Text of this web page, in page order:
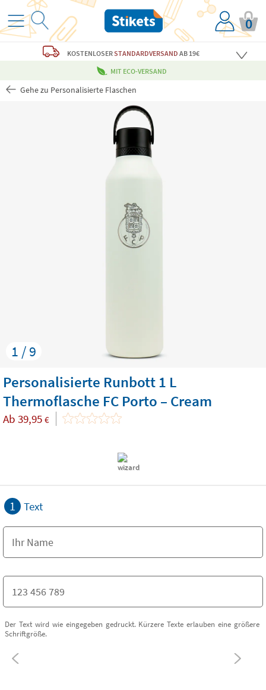
0
KOSTENLOSERSTANDARDVERSAND AB 19€
MIT ECO-VERSAND
Gehe zu Personalisierte Flaschen
1 / 9
Personalisierte Runbott 1 L
Thermoflasche FC Porto – Cream
Ab 39,95 €
1 Text
Der Text wird wie eingegeben gedruckt. Kürzere Texte erlauben eine größere
Schriftgröße.